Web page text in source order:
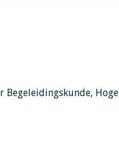
Begeleidingskunde, Hoge